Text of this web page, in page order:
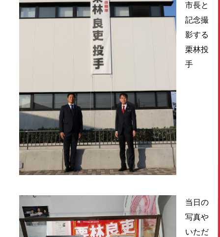
市長と
記念撮
影する
栗林投
手
当日の
写真や
いただ